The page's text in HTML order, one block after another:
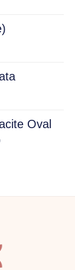
Oval
Price